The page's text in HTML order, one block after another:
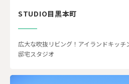
STUDIO目黒本町
広大な吹抜リビング！アイランドキッチ
邸宅スタジオ